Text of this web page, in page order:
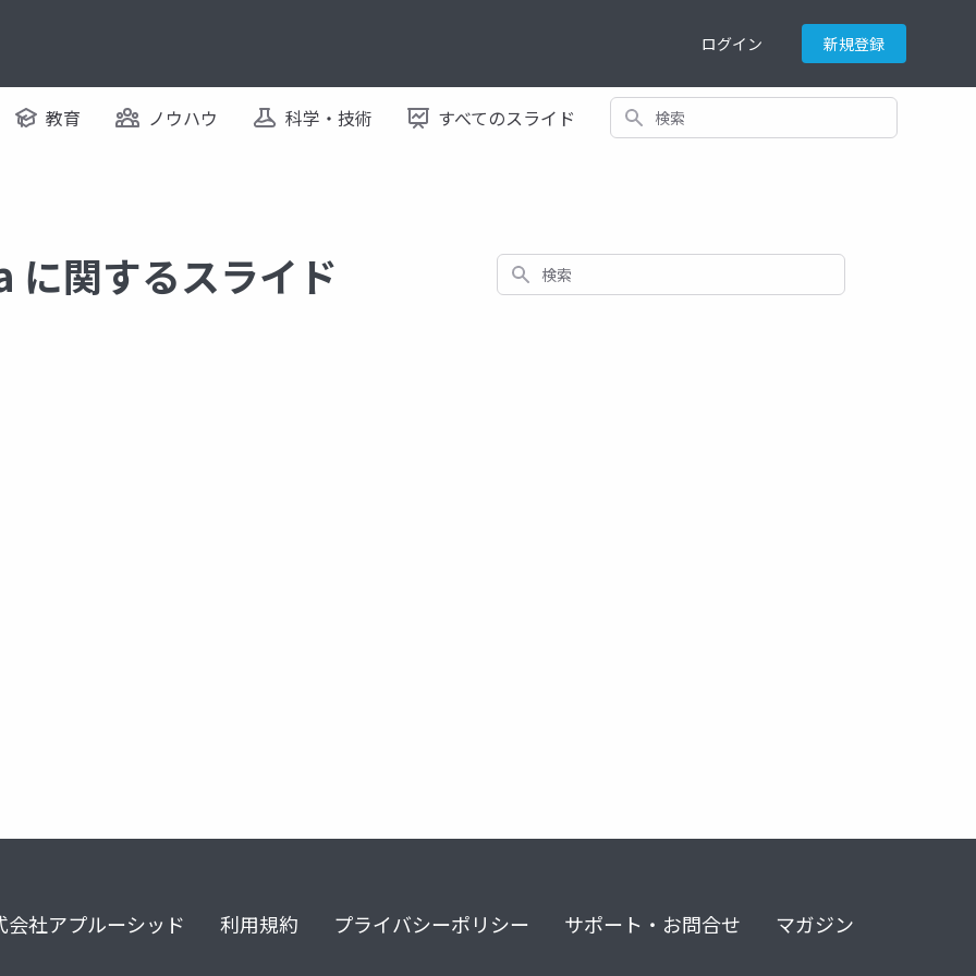
ログイン 新規登録
教育 ノウハウ 科学・技術 すべてのスライド 検索
関するスライド 検索
会社アプルーシッド 利用規約 プライバシーポリシー サポート・お問合せ マガジン